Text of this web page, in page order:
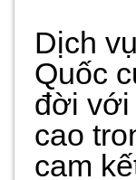
Dịch
Quốc
đời với
cao
cam